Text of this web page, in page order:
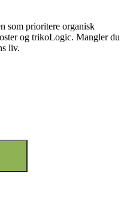
som prioritere organisk
og trikoLogic. Mangler du
liv.